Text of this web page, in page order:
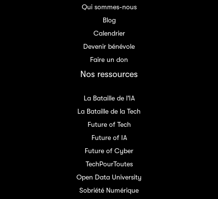
Qui sommes-nous
Blog
Calendrier
Devenir bénévole
Faire un don
Nos ressources
La Bataille de l'IA
La Bataille de la Tech
Future of Tech
Future of IA
Future of Cyber
TechPourToutes
Open Data University
Sobriété Numérique